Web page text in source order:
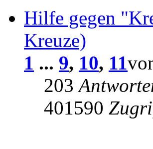
Hilfe gegen
Kreuze)
1 ... 9, 10, 11
203
401590